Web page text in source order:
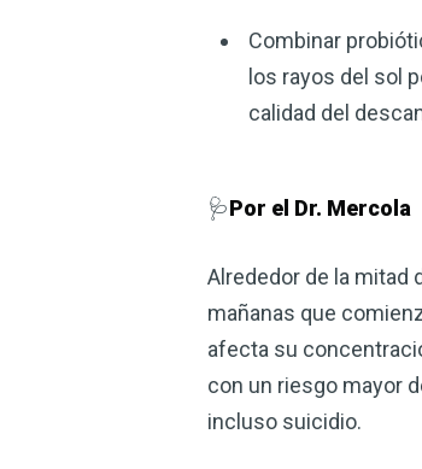
Combinar
los rayos del sol
calidad del
🩺Por el Dr. Mercola
Alrededor de la mitad
mañanas que
afecta su
con un riesgo mayor
incluso suicidio.